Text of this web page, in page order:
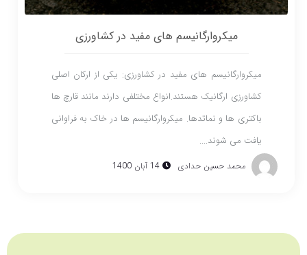
میکروارگانیسم های مفید در کشاورزی
میکروارگانیسم های مفید در کشاورزی: یکی از ارکان اصلی
کشاورزی ارگانیک هستند.انواع مختلفی دارند مانند قارچ ها
باکتری ها و نماتدها. میکروارگانیسم ها در خاک به فراوانی
یافت می شوند....
محمد حسین حدادی 14 آبان 1400